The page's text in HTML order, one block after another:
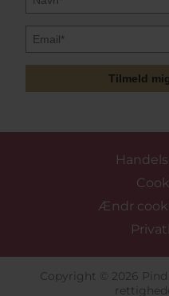
Tilmeld
Ændr
Copyright © 2026 Pind